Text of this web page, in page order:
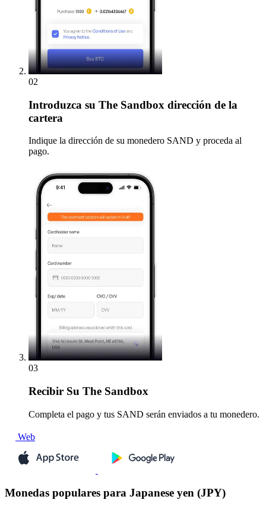
02
Introduzca su The Sandbox dirección de la
cartera
Indique la dirección de su monedero SAND y proceda al
pago.
03
Recibir Su The Sandbox
Completa el pago y tus SAND serán enviados a tu monedero.
Web
Monedas populares para Japanese yen (JPY)